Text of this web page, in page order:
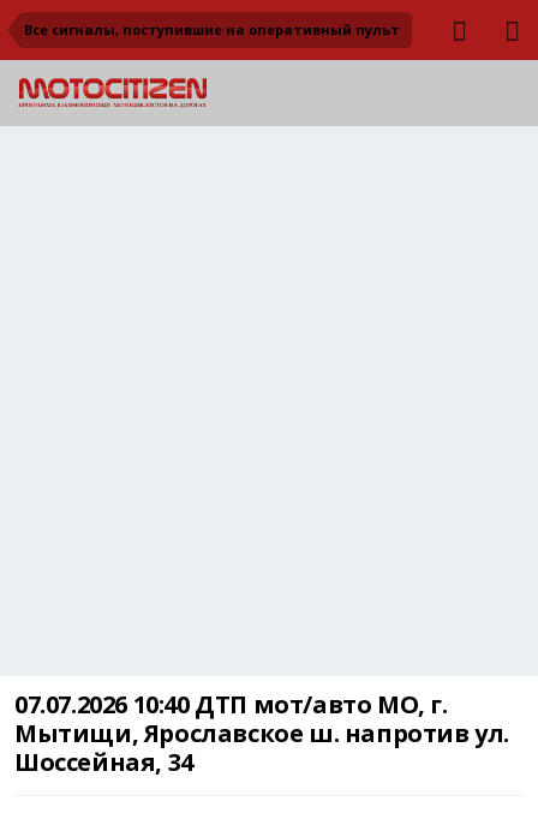
Все сигналы, поступившие на оперативный пульт
07.07.2026 10:40 ДТП мот/авто МО, г.
Мытищи, Ярославское ш. напротив ул.
Шоссейная, 34